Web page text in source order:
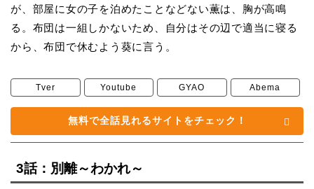
が、部屋に女の子を泊めたことなどない薫は、胸が高鳴
る。布団は一組しかないため、自分はその辺で適当に寝る
から、布団で休むよう葵に言う。
Tver Youtube GYAO Abema
無料で全話見れるサイトをチェック！
3話：別離～わかれ～